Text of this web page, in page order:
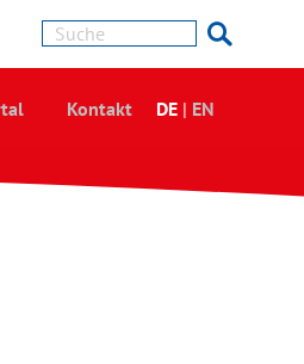
Kontakt DE | EN